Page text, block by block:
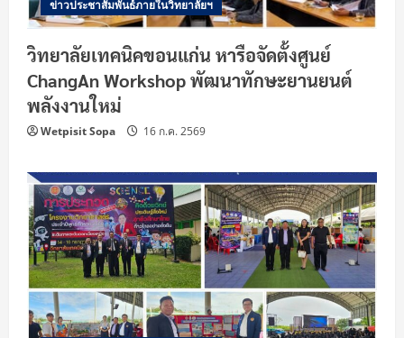
ข่าวประชาสัมพันธ์ภายในวิทยาลัยฯ
วิทยาลัยเทคนิคขอนแก่น หารือจัดตั้งศูนย์
ChangAn Workshop พัฒนาทักษะยานยนต์
พลังงานใหม่
Wetpisit Sopa 16 ก.ค. 2569